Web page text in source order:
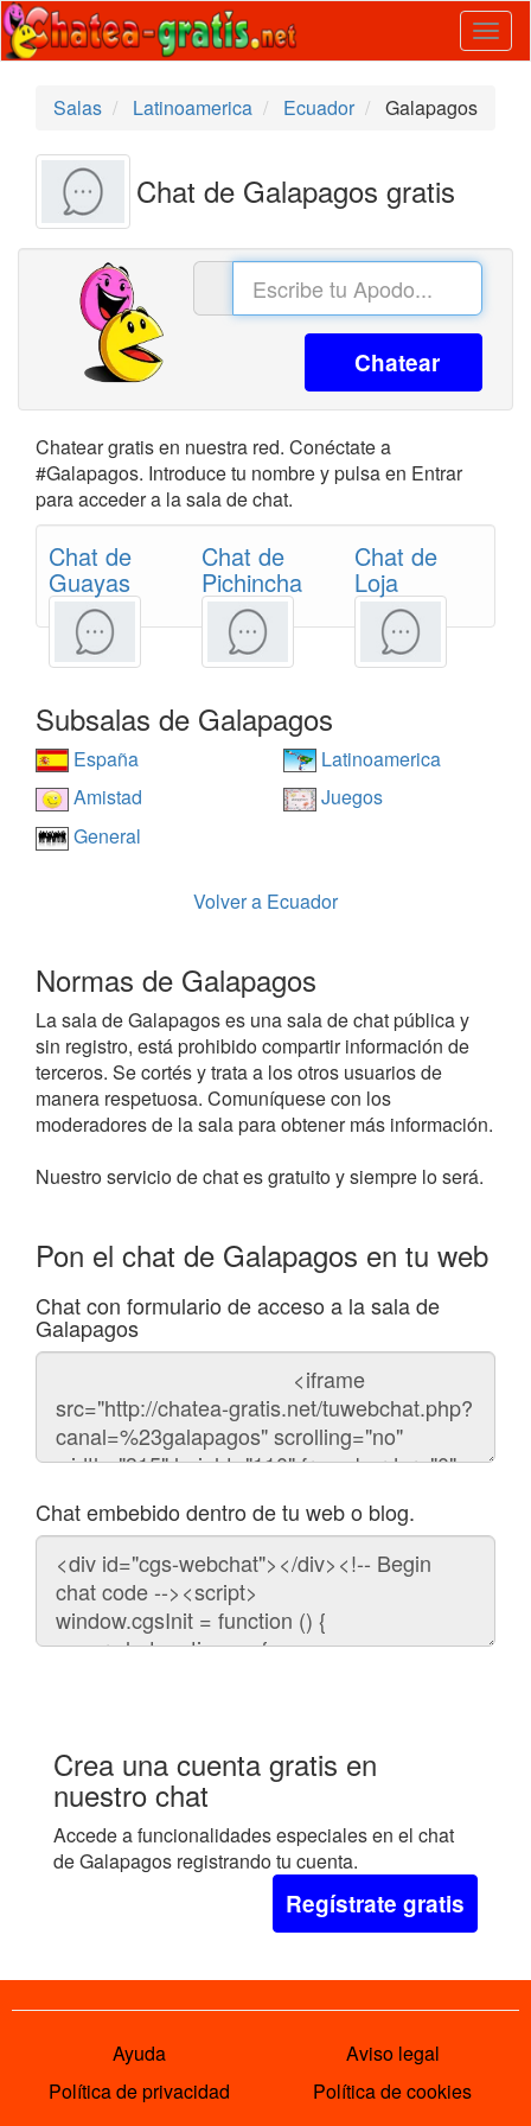
Salas
Latinoamerica Ecuador Galapagos
Chat de Galapagos gratis
Chatear
Chatear gratis en nuestra red. Conéctate a
#Galapagos. Introduce tu nombre y pulsa en Entrar
para acceder a la sala de chat.
Chat de
Guayas
Chat de
Pichincha
Chat de
Loja
Subsalas de Galapagos
España
Latinoamerica
Amistad
Juegos
General
Volver a Ecuador
Normas de Galapagos
La sala de Galapagos es una sala de chat pública y
sin registro, está prohibido compartir información de
terceros. Se cortés y trata a los otros usuarios de
manera respetuosa. Comuníquese con los
moderadores de la sala para obtener más información.
Nuestro servicio de chat es gratuito y siempre lo será.
Pon el chat de Galapagos en tu web
Chat con formulario de acceso a la sala de
Galapagos
Código
chat
Chat embebido dentro de tu web o blog.
Código
para
embeber
chat
Crea una cuenta gratis en
nuestro chat
Accede a funcionalidades especiales en el chat
de Galapagos registrando tu cuenta.
Regístrate gratis
Ayuda
Aviso legal
Política de privacidad
Política de cookies